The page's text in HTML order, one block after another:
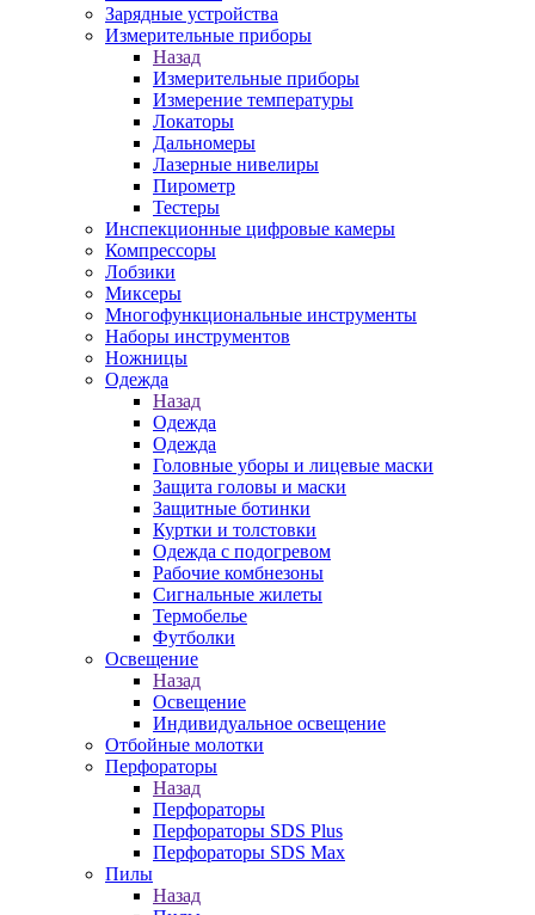
Зарядные устройства
Измерительные приборы
Назад
Измерительные приборы
Измерение температуры
Локаторы
Дальномеры
Лазерные нивелиры
Пирометр
Тестеры
Инспекционные цифровые камеры
Компрессоры
Лобзики
Миксеры
Многофункциональные инструменты
Наборы инструментов
Ножницы
Одежда
Назад
Одежда
Одежда
Головные уборы и лицевые маски
Защита головы и маски
Защитные ботинки
Куртки и толстовки
Одежда с подогревом
Рабочие комбнезоны
Сигнальные жилеты
Термобелье
Футболки
Освещение
Назад
Освещение
Индивидуальное освещение
Отбойные молотки
Перфораторы
Назад
Перфораторы
Перфораторы SDS Plus
Перфораторы SDS Max
Пилы
Назад